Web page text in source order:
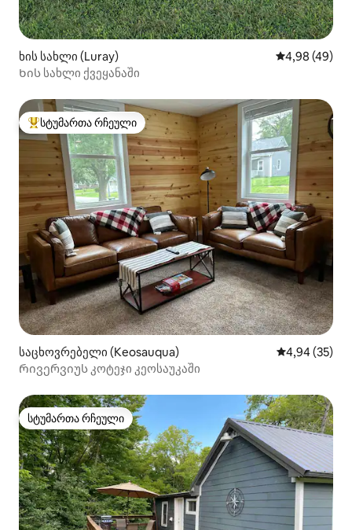
ხის სახლი (Luray) საშუალო
4,98 (49)
Ხის სახლი ქვეყანაში
სტუმართა რჩეული მოწინავე ვარიანტი
სტუმართა რჩეული
საცხოვრებელი (Keosauqua) საშუალო
4,94 (35)
Რივერვიუს კოტეჯი კეოსაუკაში
სტუმართა რჩეული
სტუმართა რჩეული